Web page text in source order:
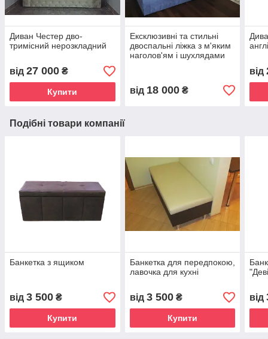
Диван Честер дво-
тримісний нерозкладний
від 27 000 ₴
Купити
Ексклюзивні та стильні
двоспальні ліжка з м'яким
наголов'ям і шухлядами
від 18 000₴
від
Подібні товари компанії
Банкетка з ящиком
від 3 500 ₴
Купити
Банкетка для передпокою,
лавочка для кухні
від 3 500₴
Купити
від